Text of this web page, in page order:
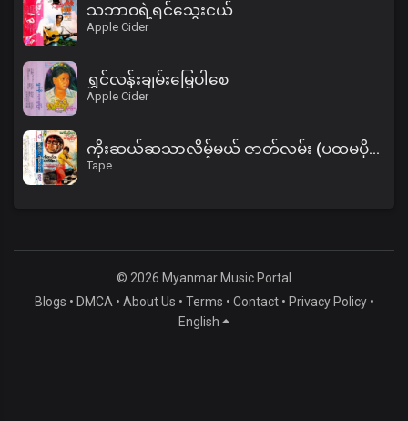
သဘာဝရဲ့ရင်သွေးငယ်
Apple Cider
ရွှင်လန်းချမ်းမြေ့ပါစေ
Apple Cider
ကိုးဆယ်ဆသာလိမ့်မယ် ဇာတ်လမ်း (ပထမပိုင်း)
Tape
© 2026 Myanmar Music Portal
Blogs • DMCA • About Us • Terms • Contact• Privacy Policy•
English